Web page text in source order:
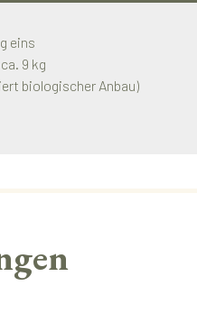
eins
9 kg
biologischer Anbau)